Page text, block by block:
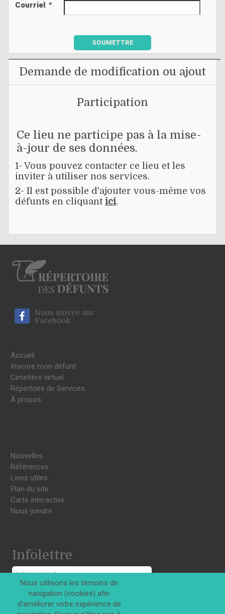
Courriel: *
SOUMETTRE
Demande de modification ou ajout
Participation
Ce lieu ne participe pas à la mise-
à-jour de ses données.
1- Vous pouvez contacter ce lieu et les
inviter à utiliser nos services.
2- Il est possible d'ajouter vous-même vos
défunts en cliquant ici.
Nous suivre sur
Facebook
Accueil
Inscrire mon défunt
Cimetière virtuel
Répertoire de Services
À propos
Nouvelles
Références
Liens utiles
Plan du site
Carte interactive
Nous joindre
Infolettre
S'INSCRIRE
Nous utilisons les témoins de
navigation (cookies) afin
d'améliorer votre expérience de